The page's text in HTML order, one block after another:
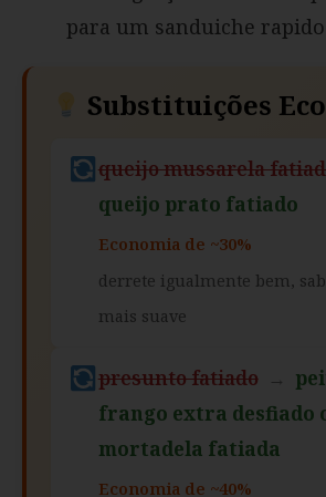
para um sanduiche
Substituições
queijo mussarela
queijo prato fatiado
Economia de ~30%
derrete igualmente bem,
mais suave
presunto fatiado →
frango extra desfiado
mortadela fatiada
Economia de ~40%